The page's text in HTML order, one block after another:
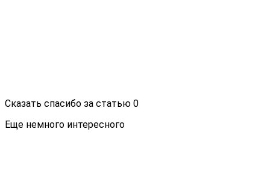
Сказать спасибо за статью 0
Еще немного интересного